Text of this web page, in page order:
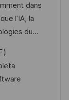
dans
l’IA, la
du...